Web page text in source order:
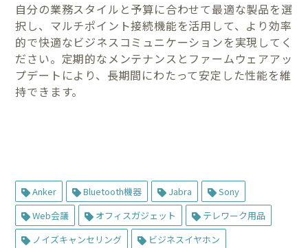
自分の業務スタイルと予算に合わせて最適な製品を選
択し、マルチポイント接続機能を活用して、より効率
的で快適なビジネスコミュニケーションを実現してく
ださい。定期的なメンテナンスとファームウェアアッ
プデートにより、長期間にわたって安定した性能を維
持できます。
Anker Bluetooth機器 Jabra
Sony
Web会議
オフィスガジェット
テレワーク用品
ノイズキャンセリング
ビジネスイヤホン